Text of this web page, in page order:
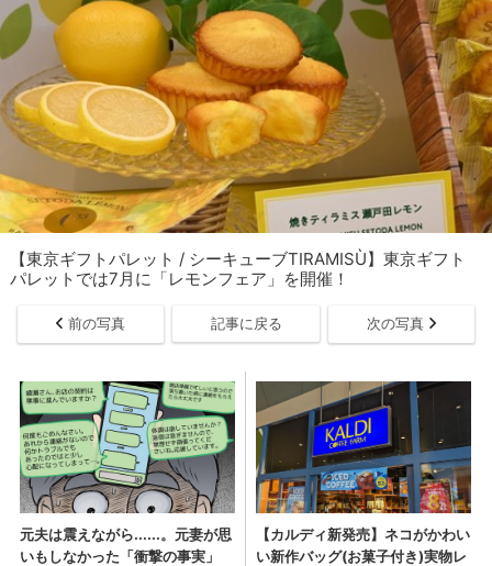
【東京ギフトパレット / シーキューブTIRAMISÙ】東京ギフト
パレットでは7月に「レモンフェア」を開催！
前の写真 記事に戻る 次の写真